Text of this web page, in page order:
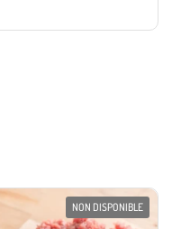
NON DISPONIBLE